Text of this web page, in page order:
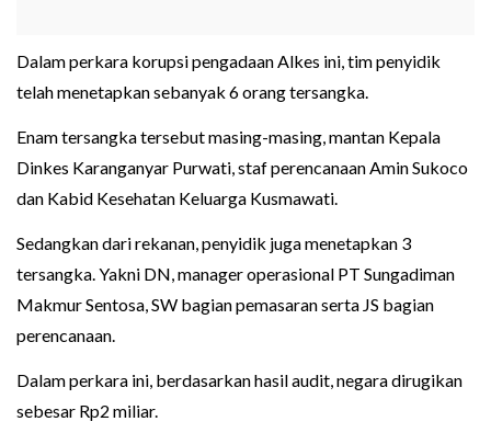
Dalam perkara korupsi pengadaan Alkes ini, tim penyidik
telah menetapkan sebanyak 6 orang tersangka.
Enam tersangka tersebut masing-masing, mantan Kepala
Dinkes Karanganyar Purwati, staf perencanaan Amin Sukoco
dan Kabid Kesehatan Keluarga Kusmawati.
Sedangkan dari rekanan, penyidik juga menetapkan 3
tersangka. Yakni DN, manager operasional PT Sungadiman
Makmur Sentosa, SW bagian pemasaran serta JS bagian
perencanaan.
Dalam perkara ini, berdasarkan hasil audit, negara dirugikan
sebesar Rp2 miliar.